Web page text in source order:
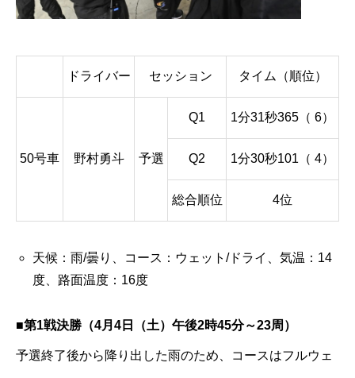
ドライバー セッション タイム（順位）
50号車 野村勇斗 予選
Q1 1分31秒365（ 6）
Q2 1分30秒101（ 4）
総合順位 4位
天候：雨/曇り、コース：ウェット/ドライ、気温：14
度、路面温度：16度
■第1戦決勝（4月4日（土）午後2時45分～23周）
予選終了後から降り出した雨のため、コースはフルウェ